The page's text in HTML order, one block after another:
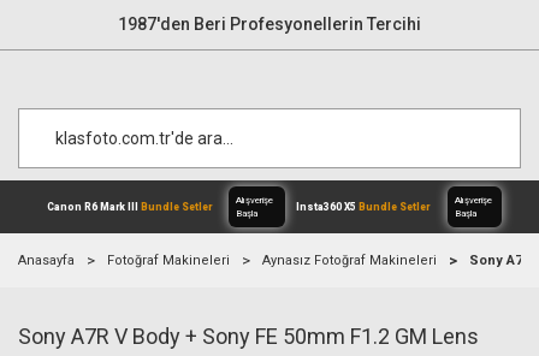
1987'den Beri Profesyonellerin Tercihi
Canon R6 Mark III Bundle Setler
Alışverişe
Anasayfa Fotoğraf Makineleri Aynasız Fotoğraf Makineleri Sony A7R
Sony A7R V Body + Sony FE 50mm F1.2 GM Lens